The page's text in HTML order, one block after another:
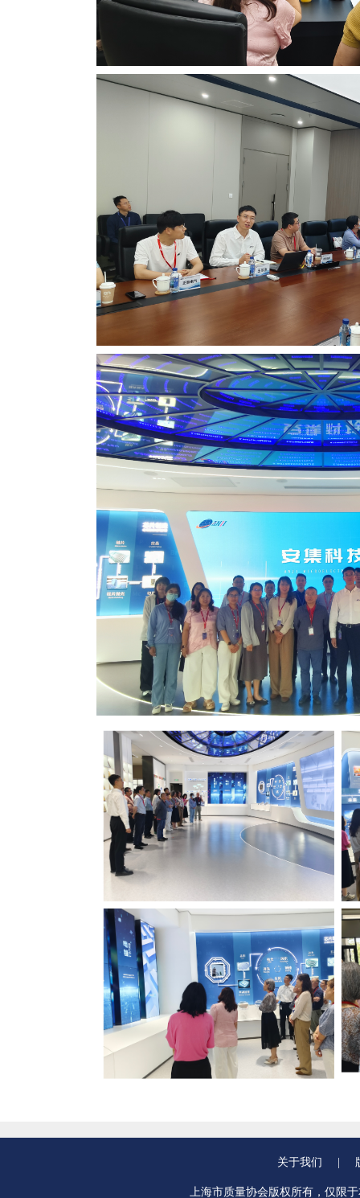
关于我们
上海市质量协会版权所有，仅限